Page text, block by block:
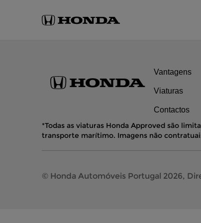
Vantagens
Viaturas
Contactos
*Todas as viaturas Honda Approved são
transporte marítimo. Imagens não
© Honda Automóveis Portugal 2026,